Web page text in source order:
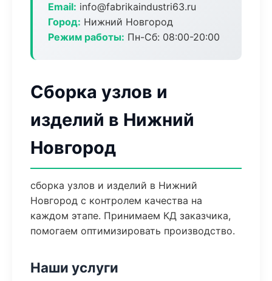
Email: info@fabrikaindustri63.ru
Город: Нижний Новгород
Режим работы: Пн-Сб: 08:00-20:00
Сборка узлов и
изделий в Нижний
Новгород
сборка узлов и изделий в Нижний
Новгород с контролем качества на
каждом этапе. Принимаем КД заказчика,
помогаем оптимизировать производство.
Наши услуги